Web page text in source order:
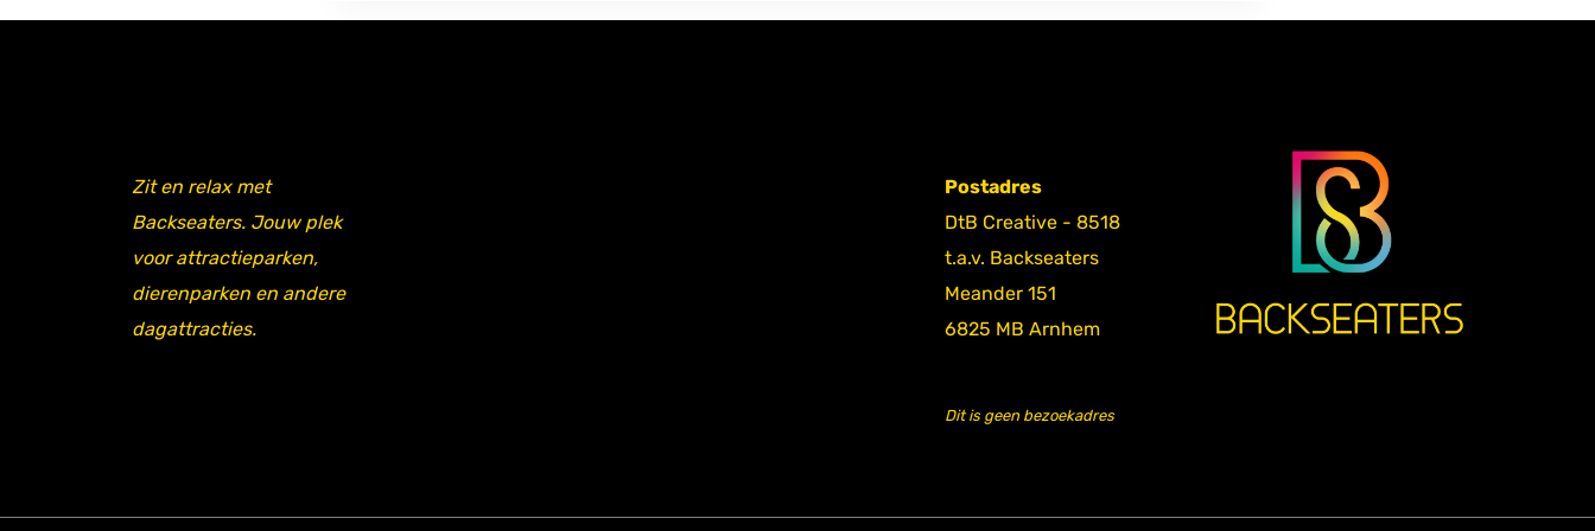
Zit en relax met
Backseaters. Jouw plek
voor attractieparken,
dierenparken en andere
dagattracties.
Postadres
DtB Creative - 8518
t.a.v. Backseaters
Meander 151
6825 MB Arnhem
Dit is geen bezoekadres